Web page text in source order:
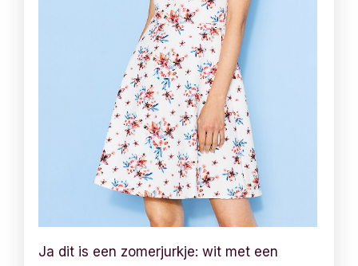
Ja dit is een zomerjurkje: wit met een